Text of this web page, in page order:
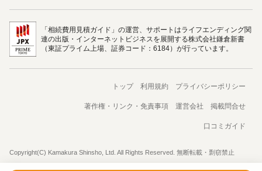
「相続費用見積ガイド」の運営、サポートはライフエンディング関
連の出版・インターネットビジネスを展開する株式会社鎌倉新書
（東証プライム上場、証券コード：6184）が行っています。
トップ 利用規約 プライバシーポリシー
著作権・リンク・免責事項 運営会社 掲載問合せ
口コミガイド
Copyright(C) Kamakura Shinsho, Ltd. All Rights Reserved. 無断転載・剽窃禁止